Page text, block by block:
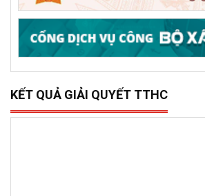
KẾT QUẢ GIẢI QUYẾT TTHC